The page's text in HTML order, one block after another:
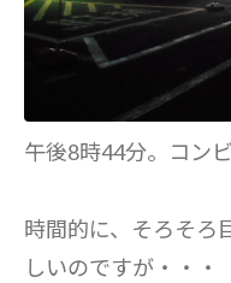
午後8時44分。コン
時間的に、そろそろ
しいのですが・・・